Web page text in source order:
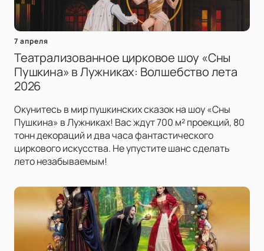
7 апреля
Театрализованное цирковое шоу «Сны
Пушкина» в Лужниках: Волшебство лета
2026
Окунитесь в мир пушкинских сказок на шоу «Сны
Пушкина» в Лужниках! Вас ждут 700 м² проекций, 80
тонн декораций и два часа фантастического
циркового искусства. Не упустите шанс сделать
лето незабываемым!